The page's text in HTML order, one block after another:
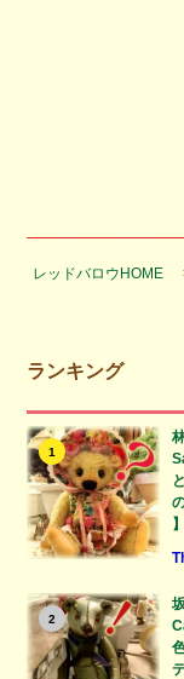
レッドバロウHOME
ランキング
1
】
2